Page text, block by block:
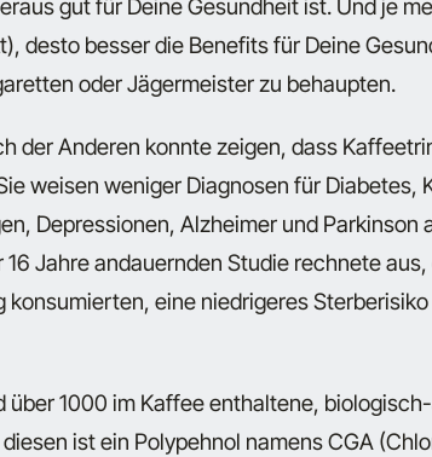
gut für Deine Gesundheit ist. Und je
desto besser die Benefits für Deine
oder Jägermeister zu behaupten.
der Anderen konnte zeigen, dass
weisen weniger Diagnosen für Diabetes,
Depressionen, Alzheimer und Parkinson
Jahre andauernden Studie rechnete
konsumierten, eine niedrigeres
über 1000 im Kaffee enthaltene,
ist ein Polypehnol namens CGA